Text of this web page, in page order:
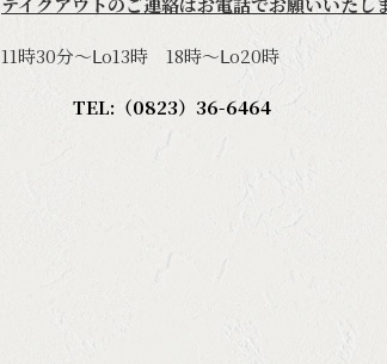
11時30分～Ⅼo13時 18時～Ⅼo20時
TEL:（0823）36-6464